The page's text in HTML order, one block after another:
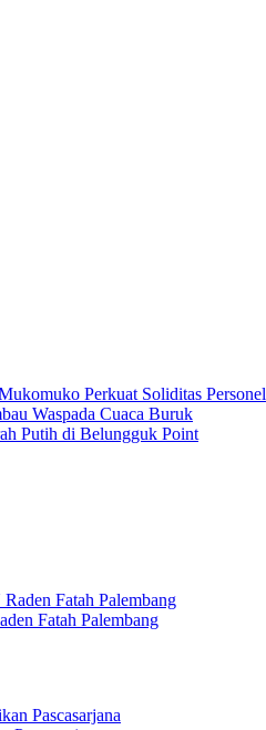
Perkuat Soliditas Personel
Waspada Cuaca Buruk
Putih di Belungguk Point
Fatah Palembang